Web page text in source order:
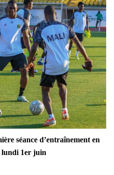
séance d’entraînement en
1er juin